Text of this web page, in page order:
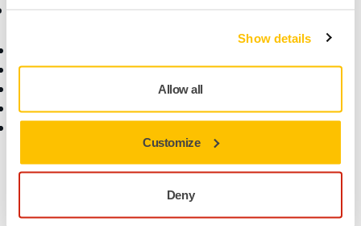
Show details
Allow all
Customize
Deny
Termenii de garanție
Centrul de ajutor
Aplicația myMirka
Contactaţi-ne
Newsletter
Știri
Pentru Media
Pentru Parteneri